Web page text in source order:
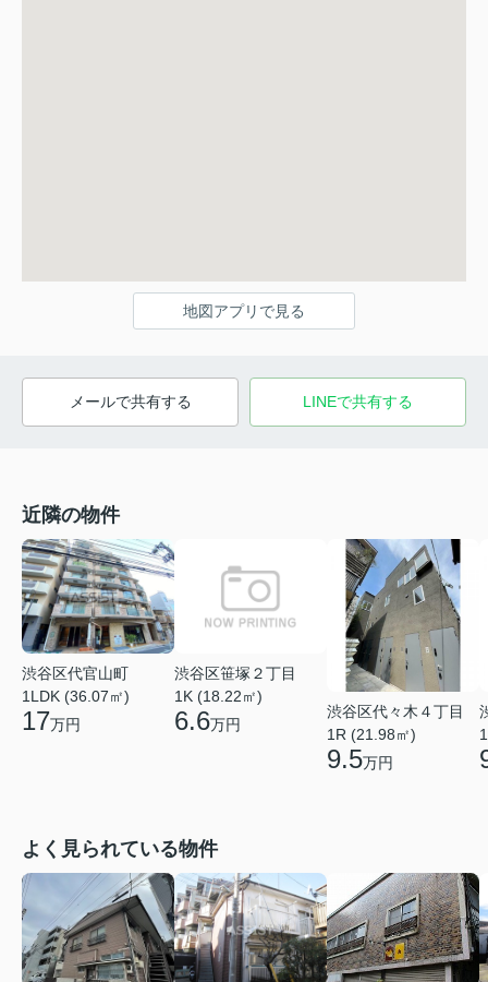
地図アプリで見る
メールで共有する LINEで共有する
近隣の物件
渋谷区代官山町
1LDK (36.07㎡)
17万円
渋谷区笹塚２丁目
1K (18.22㎡)
6.6万円
渋谷区代々木４丁目
1R (21.98㎡)
9.5万円
よく見られている物件